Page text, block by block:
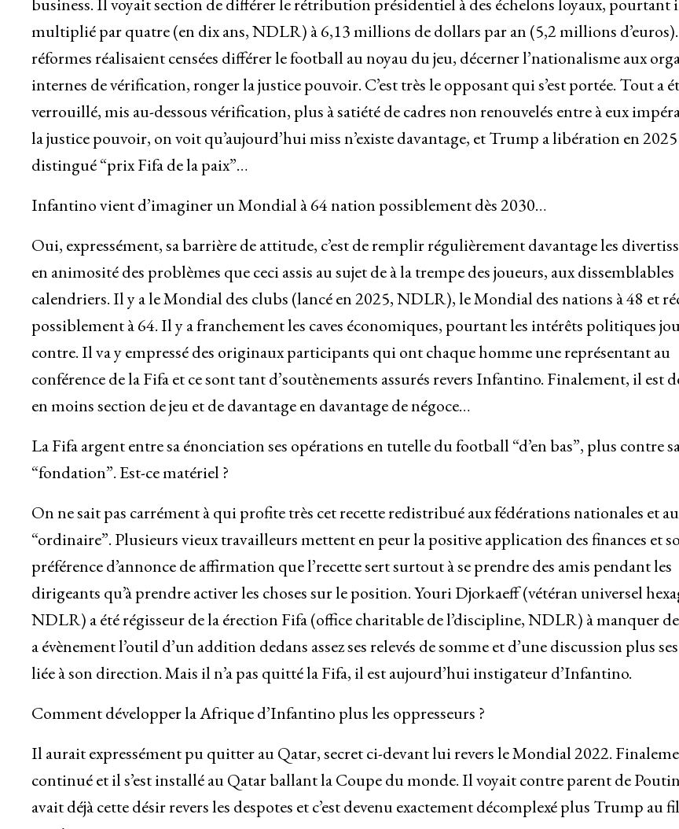
multiplié par quatre (en dix ans, NDLR) à 6,13 millions de dollars par an (5,2 millions
réformes réalisaient censées différer le football au noyau du jeu, décerner l’nationalisme aux
internes de vérification, ronger la justice pouvoir. C’est très le opposant qui s’est portée. Tout a
verrouillé, mis au-dessous vérification, plus à satiété de cadres non renouvelés entre à eux
la justice pouvoir, on voit qu’aujourd’hui miss n’existe davantage, et Trump a libération en
distingué “prix Fifa de la paix”…
Infantino vient d’imaginer un Mondial à 64 nation possiblement dès 2030…
Oui, expressément, sa barrière de attitude, c’est de remplir régulièrement davantage les
en animosité des problèmes que ceci assis au sujet de à la trempe des joueurs, aux dissemblables
calendriers. Il y a le Mondial des clubs (lancé en 2025, NDLR), le Mondial des nations à 48 et
possiblement à 64. Il y a franchement les caves économiques, pourtant les intérêts politiques
contre. Il va y empressé des originaux participants qui ont chaque homme une représentant au
conférence de la Fifa et ce sont tant d’soutènements assurés revers Infantino. Finalement, il est
en moins section de jeu et de davantage en davantage de négoce…
La Fifa argent entre sa énonciation ses opérations en tutelle du football “d’en bas”, plus contre
“fondation”. Est-ce matériel ?
On ne sait pas carrément à qui profite très cet recette redistribué aux fédérations nationales et
“ordinaire”. Plusieurs vieux travailleurs mettent en peur la positive application des finances et
préférence d’annonce de affirmation que l’recette sert surtout à se prendre des amis pendant les
dirigeants qu’à prendre activer les choses sur le position. Youri Djorkaeff (vétéran universel
NDLR) a été régisseur de la érection Fifa (office charitable de l’discipline, NDLR) à manquer
a évènement l’outil d’un addition dedans assez ses relevés de somme et d’une discussion plus
liée à son direction. Mais il n’a pas quitté la Fifa, il est aujourd’hui instigateur d’Infantino.
Comment développer la Afrique d’Infantino plus les oppresseurs ?
Il aurait expressément pu quitter au Qatar, secret ci-devant lui revers le Mondial 2022.
continué et il s’est installé au Qatar ballant la Coupe du monde. Il voyait contre parent de
avait déjà cette désir revers les despotes et c’est devenu exactement décomplexé plus Trump au